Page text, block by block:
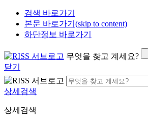
검색 바로가기
본문 바로가기(skip to content)
하단정보 바로가기
무엇을 찾고 계세요?
닫기
상세검색
상세검색